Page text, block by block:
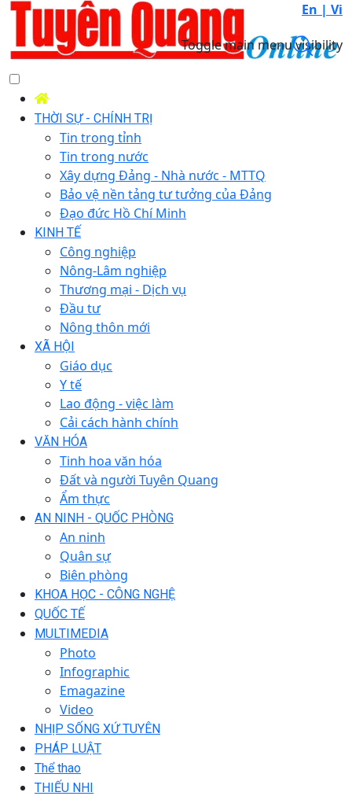
En | Vi
Toggle main menu visibility
THỜI SỰ - CHÍNH TRỊ
Tin trong tỉnh
Tin trong nước
Xây dựng Đảng - Nhà nước - MTTQ
Bảo vệ nền tảng tư tưởng của Đảng
Đạo đức Hồ Chí Minh
KINH TẾ
Công nghiệp
Nông-Lâm nghiệp
Thương mại - Dịch vụ
Đầu tư
Nông thôn mới
XÃ HỘI
Giáo dục
Y tế
Lao động - việc làm
Cải cách hành chính
VĂN HÓA
Tinh hoa văn hóa
Đất và người Tuyên Quang
Ẩm thực
AN NINH - QUỐC PHÒNG
An ninh
Quân sự
Biên phòng
KHOA HỌC - CÔNG NGHỆ
QUỐC TẾ
MULTIMEDIA
Photo
Infographic
Emagazine
Video
NHỊP SỐNG XỨ TUYÊN
PHÁP LUẬT
Thể thao
THIẾU NHI